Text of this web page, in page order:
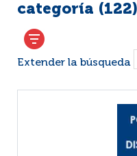
categoría (122)
Extender la búsqueda